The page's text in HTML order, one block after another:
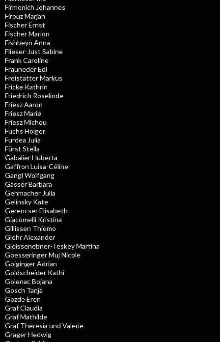
Firmenich Johannes
Firouz Marjan
Fischer Ernst
Fischer Marion
Fishbeyn Anna
Flieser-Just Sabine
Frank Caroline
Frauneder Edi
Freistätter Markus
Fricke Kathrin
Friedrich Roselinde
Friesz Aaron
Friesz Marie
Friesz Michou
Fuchs Holger
Furdea Julia
Fürst Stella
Gabalier Huberta
Gaffron Luisa-Céline
Gangl Wolfgang
Gasser Barbara
Gehmacher Julia
Gelinsky Kate
Gerencser Elisabeth
Giacomelli Kristina
Gillissen Thiemo
Glehr Alexander
Gleissenebner-Teskey Martina
Goesseringer Muj Nicole
Goiginger Adrian
Goldscheider Kathi
Golenac Bojana
Gosch Tanja
Gozde Eren
Graf Claudia
Graf Mathilde
Graf Theresia und Valerie
Grager Hedwig